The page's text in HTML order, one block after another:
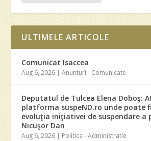
ULTIMELE ARTICOLE
Comunicat Isaccea
Aug 6, 2026 |Anunturi - Comunicate
Deputatul de Tulcea Elena Doboş:
platforma suspeND.ro unde poate
evoluţia iniţiativei de suspendare a
Nicuşor Dan
Aug 6, 2026 | Politica - Administratie